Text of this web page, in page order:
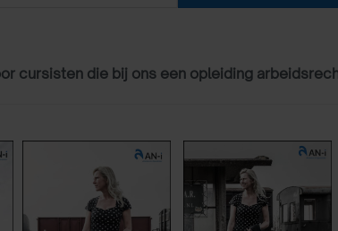
cursisten die bij ons een opleiding